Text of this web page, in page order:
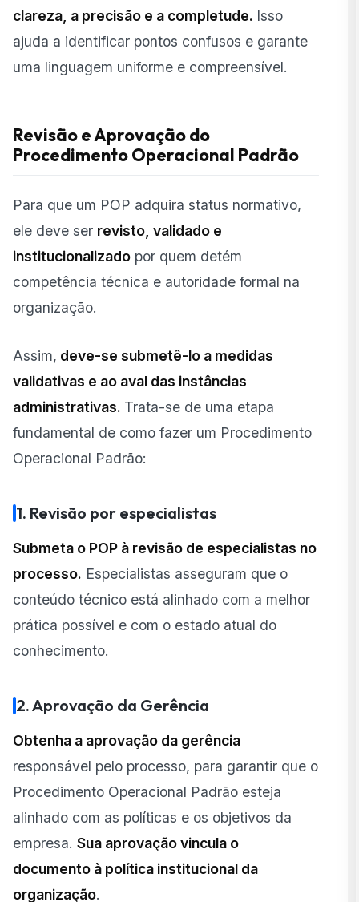
clareza, a precisão e a completude. Isso
ajuda a identificar pontos confusos e garante
uma linguagem uniforme e compreensível.
Revisão e Aprovação do
Procedimento Operacional Padrão
Para que um POP adquira status normativo,
ele deve ser revisto, validado e
institucionalizado por quem detém
competência técnica e autoridade formal na
organização.
Assim, deve-se submetê-lo a medidas
validativas e ao aval das instâncias
administrativas. Trata-se de uma etapa
fundamental de como fazer um Procedimento
Operacional Padrão:
1. Revisão por especialistas
Submeta o POP à revisão de especialistas no
processo. Especialistas asseguram que o
conteúdo técnico está alinhado com a melhor
prática possível e com o estado atual do
conhecimento.
2. Aprovação da Gerência
Obtenha a aprovação da gerência
responsável pelo processo, para garantir que o
Procedimento Operacional Padrão esteja
alinhado com as políticas e os objetivos da
empresa. Sua aprovação vincula o
documento à política institucional da
organização.